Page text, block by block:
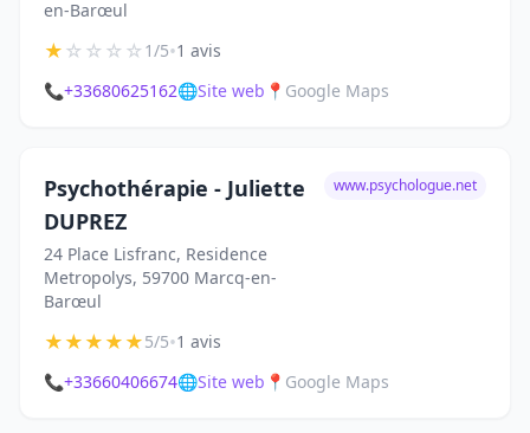
en-Barœul
★☆☆☆☆1/5•1 avis
📞+33680625162🌐Site web 📍 Google Maps
Psychothérapie - Juliette
DUPREZ
24 Place Lisfranc, Residence
Metropolys, 59700 Marcq-en-
Barœul
www.psychologue.net
★★★★★5/5•1 avis
📞+33660406674🌐Site web 📍 Google Maps